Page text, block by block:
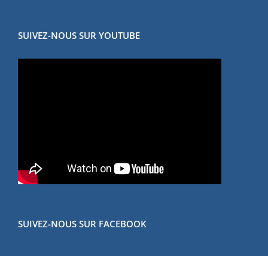
SUIVEZ-NOUS SUR YOUTUBE
SUIVEZ-NOUS SUR FACEBOOK